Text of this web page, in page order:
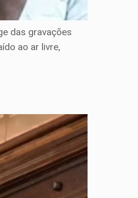
das gravações
ao ar livre,